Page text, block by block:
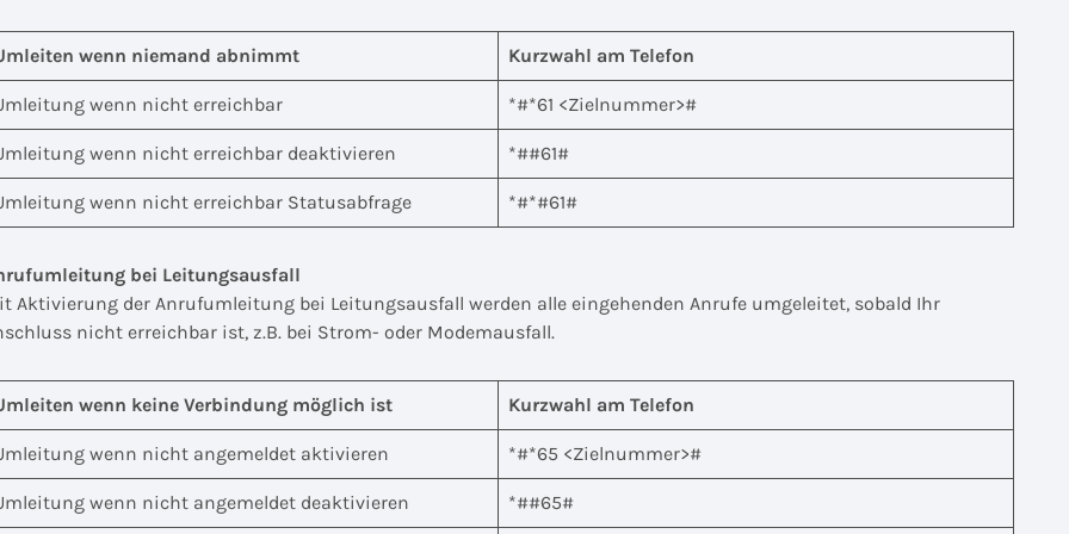
wenn niemand abnimmt Kurzwahl am Telefon
wenn nicht erreichbar *#*61 <Zielnummer>#
wenn nicht erreichbar deaktivieren *##61#
wenn nicht erreichbar Statusabfrage *#*#61#
bei Leitungsausfall
Aktivierung der Anrufumleitung bei Leitungsausfall werden alle eingehenden Anrufe umgeleitet, sobald Ihr
nicht erreichbar ist, z.B. bei Strom- oder Modemausfall.
wenn keine Verbindung möglich ist Kurzwahl am Telefon
wenn nicht angemeldet aktivieren *#*65 <Zielnummer>#
wenn nicht angemeldet deaktivieren *##65#